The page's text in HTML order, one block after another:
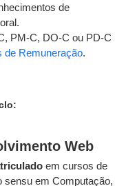
de
PM-C, DO-C ou PD-C
de Remuneração.
Web
em cursos de
sensu em Computação,